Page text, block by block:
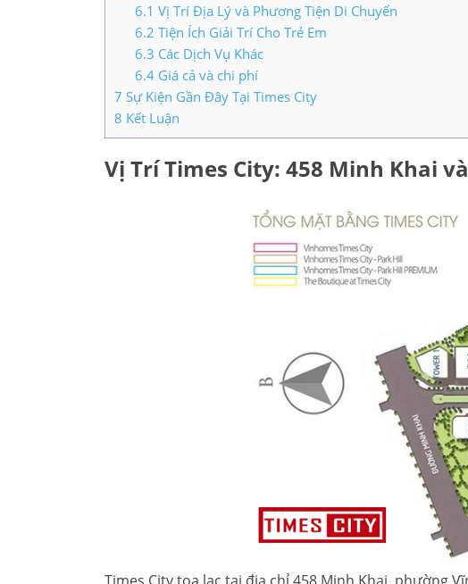
6.1 Vị Trí Địa Lý và Phương Tiện Di Chuyển
6.2 Tiện Ích Giải Trí Cho Trẻ Em
6.3 Các Dịch Vụ Khác
6.4Giá cả và chi phí
7 Sự Kiện Gần Đây Tại Times City
8 Kết Luận
Vị Trí Times City: 458 Minh Khai